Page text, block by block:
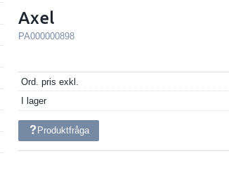
Axel
PA000000898
Ord. pris exkl.
I lager
Produktfråga